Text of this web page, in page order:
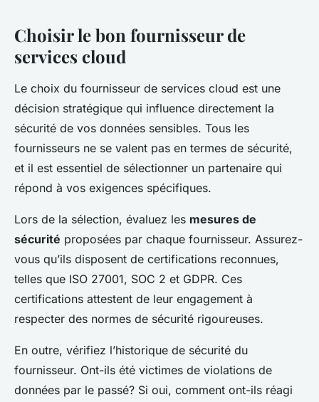
Choisir le bon fournisseur de
services cloud
Le choix du fournisseur de services cloud est une
décision stratégique qui influence directement la
sécurité de vos données sensibles. Tous les
fournisseurs ne se valent pas en termes de sécurité,
et il est essentiel de sélectionner un partenaire qui
répond à vos exigences spécifiques.
Lors de la sélection, évaluez les mesures de
sécurité proposées par chaque fournisseur. Assurez-
vous qu’ils disposent de certifications reconnues,
telles que ISO 27001, SOC 2 et GDPR. Ces
certifications attestent de leur engagement à
respecter des normes de sécurité rigoureuses.
En outre, vérifiez l’historique de sécurité du
fournisseur. Ont-ils été victimes de violations de
données par le passé? Si oui, comment ont-ils réagi